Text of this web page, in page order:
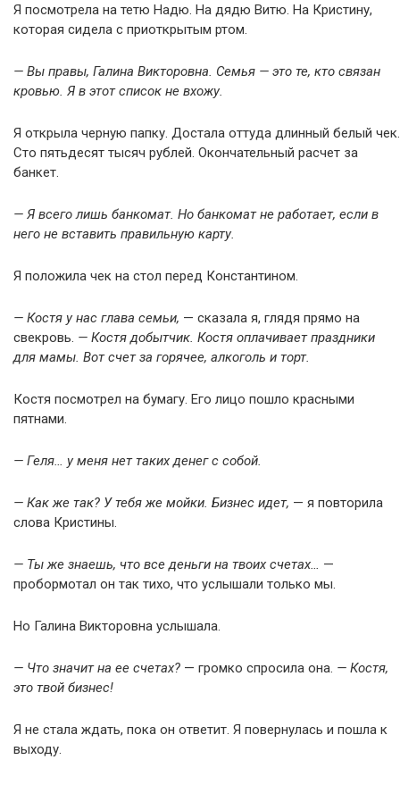
Я посмотрела на тетю Надю. На дядю Витю. На Кристину,
которая сидела с приоткрытым ртом.
— Вы правы, Галина Викторовна. Семья — это те, кто связан
кровью. Я в этот список не вхожу.
Я открыла черную папку. Достала оттуда длинный белый чек.
Сто пятьдесят тысяч рублей. Окончательный расчет за
банкет.
— Я всего лишь банкомат. Но банкомат не работает, если в
него не вставить правильную карту.
Я положила чек на стол перед Константином.
— Костя у нас глава семьи, — сказала я, глядя прямо на
свекровь. — Костя добытчик. Костя оплачивает праздники
для мамы. Вот счет за горячее, алкоголь и торт.
Костя посмотрел на бумагу. Его лицо пошло красными
пятнами.
— Геля… у меня нет таких денег с собой.
— Как же так? У тебя же мойки. Бизнес идет, — я повторила
слова Кристины.
— Ты же знаешь, что все деньги на твоих счетах… —
пробормотал он так тихо, что услышали только мы.
Но Галина Викторовна услышала.
— Что значит на ее счетах? — громко спросила она. — Костя,
это твой бизнес!
Я не стала ждать, пока он ответит. Я повернулась и пошла к
выходу.